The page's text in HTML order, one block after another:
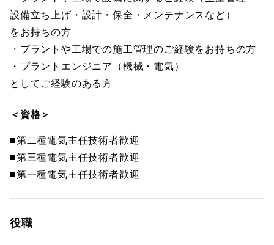
設備立ち上げ・設計・保全・メンテナンスなど）
をお持ちの方
・プラントや工場での施工管理のご経験をお持ちの方
・プラントエンジニア（機械・電気）
としてご経験のある方
＜資格＞
■第二種電気主任技術者歓迎
■第三種電気主任技術者歓迎
■第一種電気主任技術者歓迎
役職